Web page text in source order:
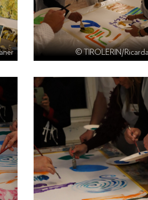
© TIROLERIN/